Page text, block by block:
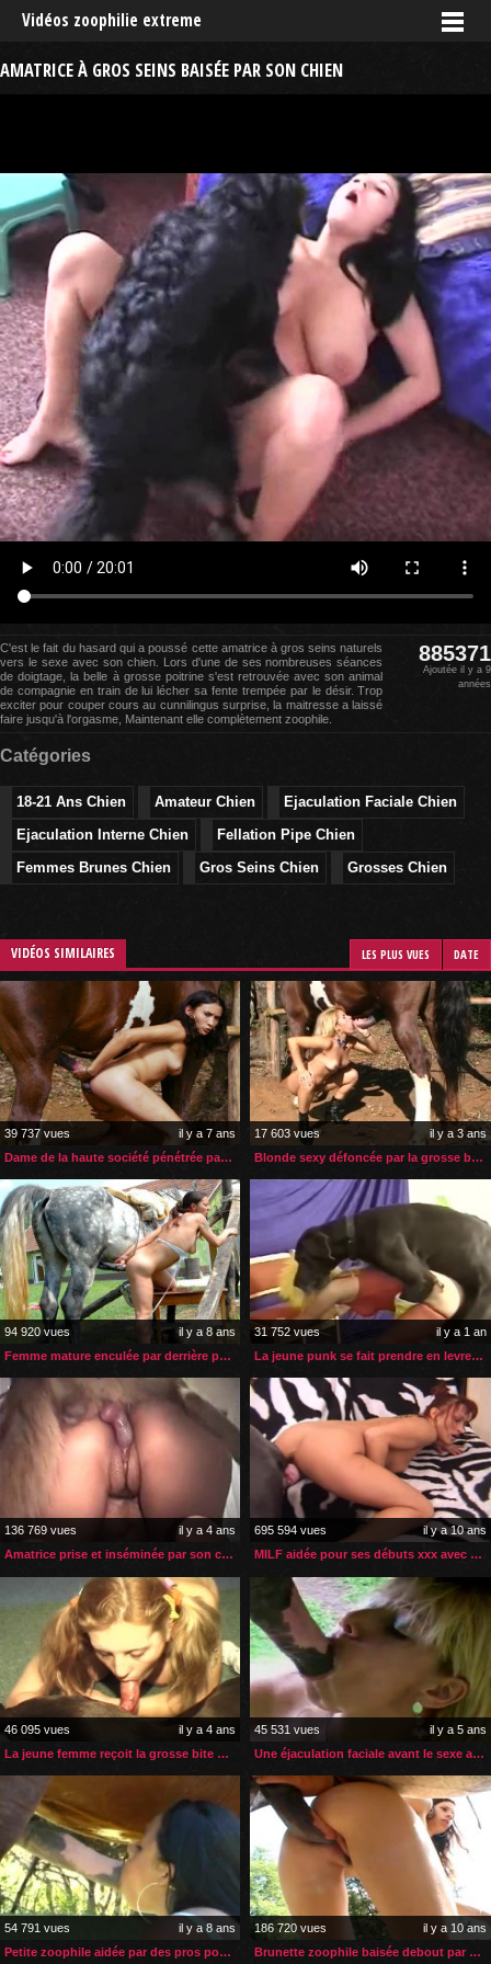
Vidéos zoophilie extreme
AMATRICE À GROS SEINS BAISÉE PAR SON CHIEN
C'est le fait du hasard qui a poussé cette amatrice à gros seins naturels
vers le sexe avec son chien. Lors d'une de ses nombreuses séances
de doigtage, la belle à grosse poitrine s'est retrouvée avec son animal
de compagnie en train de lui lécher sa fente trempée par le désir. Trop
exciter pour couper cours au cunnilingus surprise, la maitresse a laissé
faire jusqu'à l'orgasme, Maintenant elle complètement zoophile.
885371
Ajoutée il y a 9
années
Catégories
18-21 Ans Chien Amateur Chien
Ejaculation Faciale Chien
Ejaculation Interne Chien
Fellation Pipe Chien
Femmes Brunes Chien
Gros Seins Chien Grosses Chien
VIDÉOS SIMILAIRES LES PLUS VUES DATE
39 737 vues
il y a 7 ans
Dame de la haute société pénétrée par sexe géant de son étalon
17 603 vues
il y a 3 ans
Blonde sexy défoncée par la grosse bite de son cheval
94 920 vues
il y a 8 ans
Femme mature enculée par derrière par son cheval
31 752 vues
il y a 1 an
La jeune punk se fait prendre en levrette par son gros chien
136 769 vues
il y a 4 ans
Amatrice prise et inséminée par son chien dans son salon
695 594 vues
il y a 10 ans
MILF aidée pour ses débuts xxx avec son chien
46 095 vues
il y a 4 ans
La jeune femme reçoit la grosse bite de son chien pour noël
45 531 vues
il y a 5 ans
Une éjaculation faciale avant le sexe avec son cheval
54 791 vues
il y a 8 ans
Petite zoophile aidée par des pros pour sa 1ère fois
186 720 vues
il y a 10 ans
Brunette zoophile baisée debout par son cheval